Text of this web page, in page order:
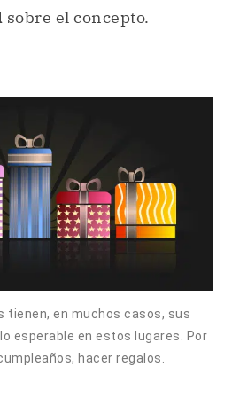
el concepto.
tienen, en muchos casos, sus
esperable en estos lugares. Por
hacer regalos.